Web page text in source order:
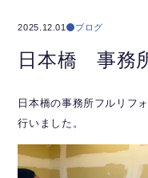
2025.12.01 ブログ
日本橋 事務
日本橋の事務所フルリフ
行いました。